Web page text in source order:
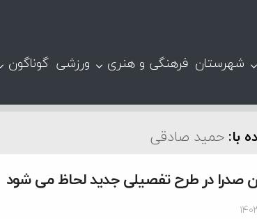
شهرستان فرهنگی و هنری ورزشی گوناگون
با: حمید صادقی
صدرا در طرح تفصیلی جدید لحاظ می شود
۲۱